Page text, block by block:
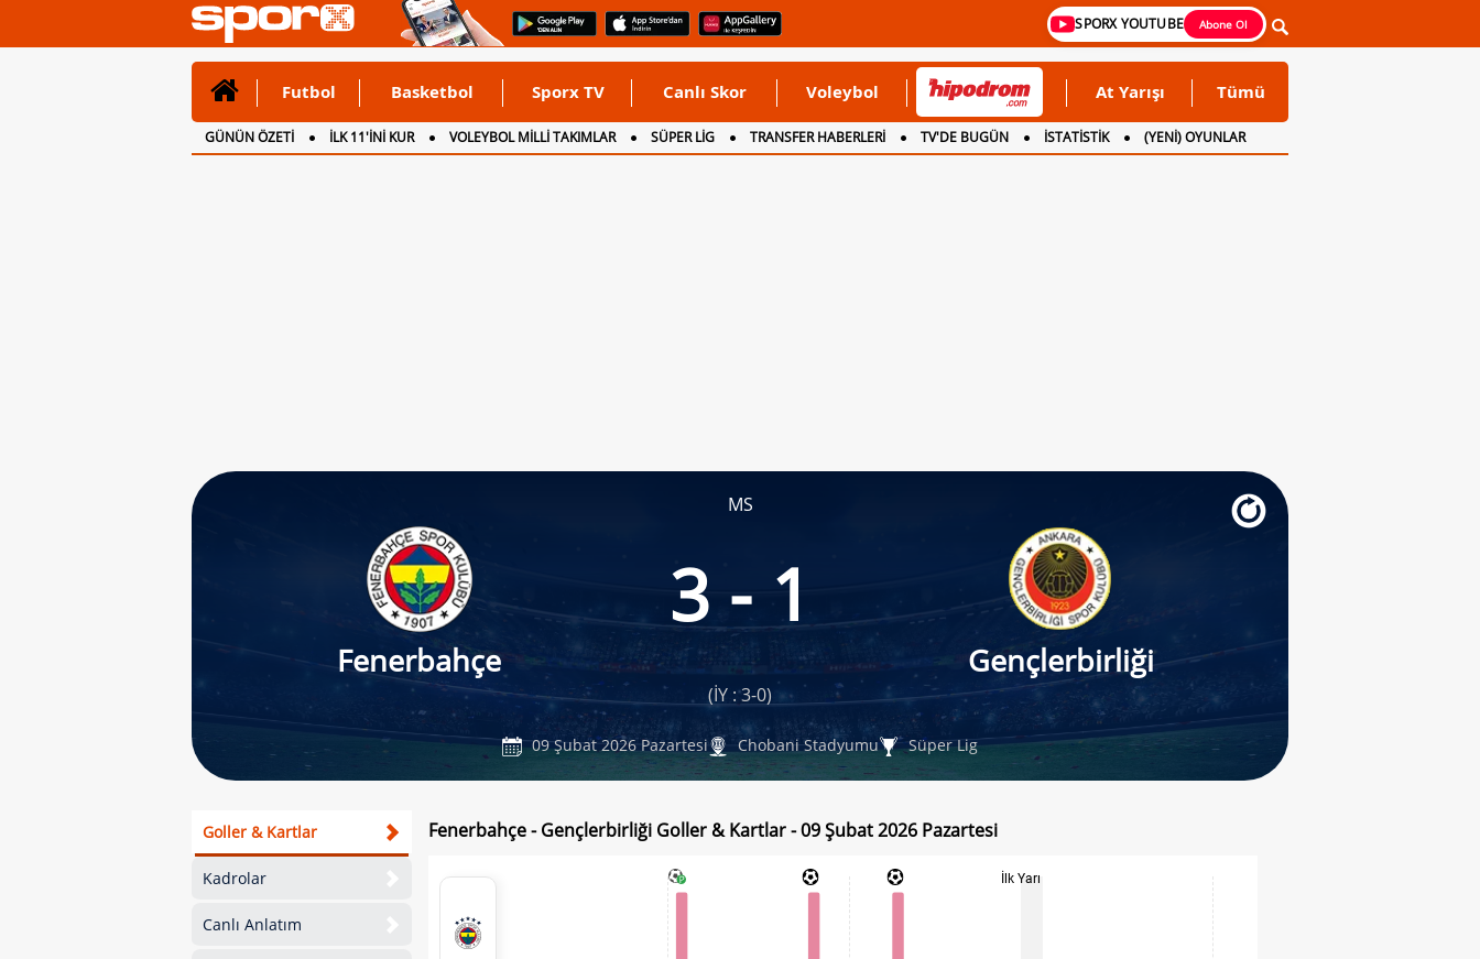
SPORX YOUTUBE Abone Ol
Futbol Basketbol Sporx TV Canlı Skor Voleybol At Yarışı Tümü
GÜNÜN ÖZETİ İLK 11'İNİ KUR VOLEYBOL MİLLİ TAKIMLAR SÜPER LİG TRANSFER HABERLERİ TV'DE BUGÜN İSTATİSTİK
(YENİ) OYUNLAR
CANLI ANLATIM
İNGİLTERE
MS
Fenerbahçe
3 - 1
Gençlerbirliği
(İY : 3-0)
09 Şubat 2026 Pazartesi Chobani Stadyumu Süper Lig
Goller & Kartlar
Kadrolar
Canlı Anlatım
Fenerbahçe - Gençlerbirliği Goller & Kartlar - 09 Şubat 2026 Pazartesi
İlk Yarı